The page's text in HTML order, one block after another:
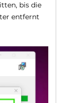
bis die
entfernt